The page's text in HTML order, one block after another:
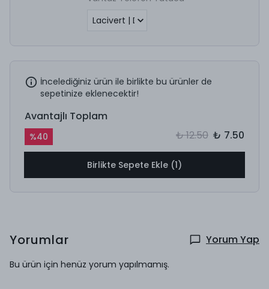
İncelediğiniz ürün ile birlikte bu ürünler de
sepetinize eklenecektir!
Avantajlı Toplam
%40 ₺ 12.50 ₺ 7.50
Birlikte Sepete Ekle (1)
Yorumlar Yorum Yap
Bu ürün için henüz yorum yapılmamış.